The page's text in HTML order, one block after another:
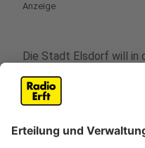
Anzeige
Die Stadt Elsdorf will in
Zukunft des maroden
die Unterstützung der
kommt gut an: Beim
und bei der Besichtigung
(28.09.) waren jeweils